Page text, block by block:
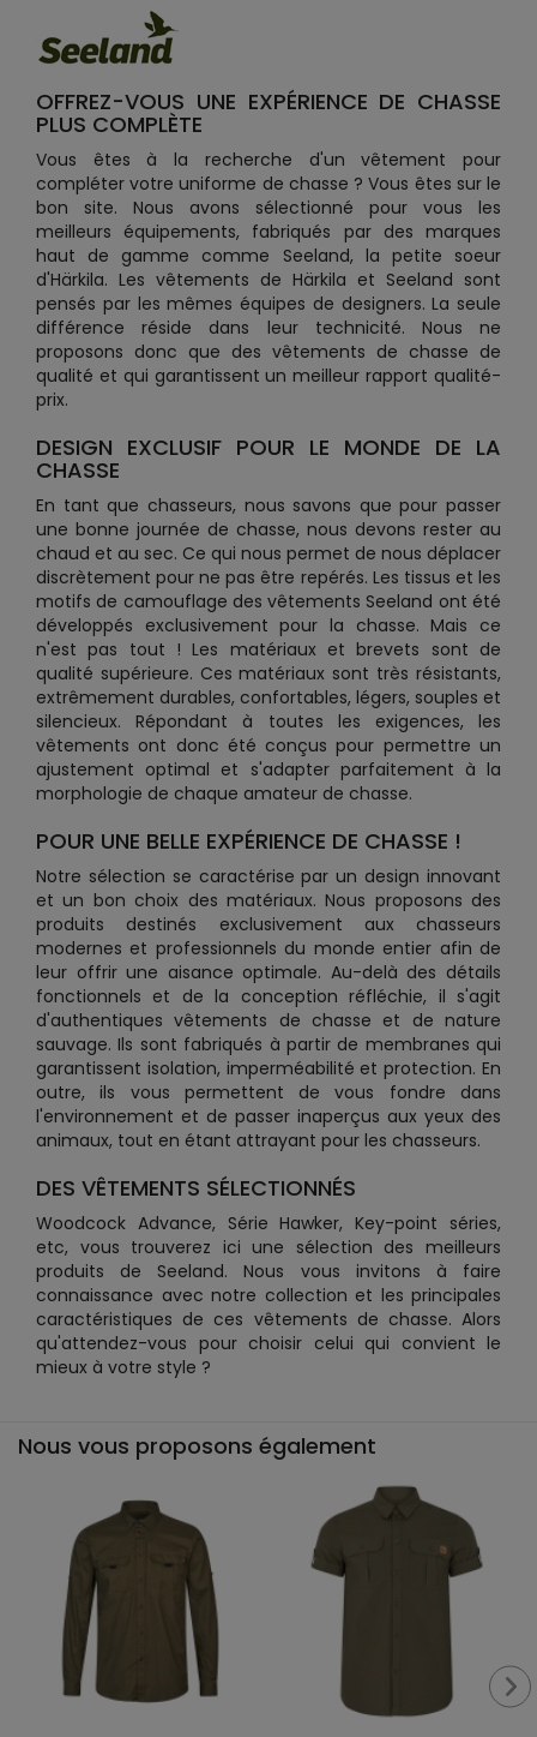
OFFREZ-VOUS UNE EXPÉRIENCE DE CHASSE
PLUS COMPLÈTE
Vous êtes à la recherche d'un vêtement pour
compléter votre uniforme de chasse ? Vous êtes sur le
bon site. Nous avons sélectionné pour vous les
meilleurs équipements, fabriqués par des marques
haut de gamme comme Seeland, la petite soeur
d'Härkila. Les vêtements de Härkila et Seeland sont
pensés par les mêmes équipes de designers. La seule
différence réside dans leur technicité. Nous ne
proposons donc que des vêtements de chasse de
qualité et qui garantissent un meilleur rapport qualité-
prix.
DESIGN EXCLUSIF POUR LE MONDE DE LA
CHASSE
En tant que chasseurs, nous savons que pour passer
une bonne journée de chasse, nous devons rester au
chaud et au sec. Ce qui nous permet de nous déplacer
discrètement pour ne pas être repérés. Les tissus et les
motifs de camouflage des vêtements Seeland ont été
développés exclusivement pour la chasse. Mais ce
n'est pas tout ! Les matériaux et brevets sont de
qualité supérieure. Ces matériaux sont très résistants,
extrêmement durables, confortables, légers, souples et
silencieux. Répondant à toutes les exigences, les
vêtements ont donc été conçus pour permettre un
ajustement optimal et s'adapter parfaitement à la
morphologie de chaque amateur de chasse.
POUR UNE BELLE EXPÉRIENCE DE CHASSE !
Notre sélection se caractérise par un design innovant
et un bon choix des matériaux. Nous proposons des
produits destinés exclusivement aux chasseurs
modernes et professionnels du monde entier afin de
leur offrir une aisance optimale. Au-delà des détails
fonctionnels et de la conception réfléchie, il s'agit
d'authentiques vêtements de chasse et de nature
sauvage. Ils sont fabriqués à partir de membranes qui
garantissent isolation, imperméabilité et protection. En
outre, ils vous permettent de vous fondre dans
l'environnement et de passer inaperçus aux yeux des
animaux, tout en étant attrayant pour les chasseurs.
DES VÊTEMENTS SÉLECTIONNÉS
Woodcock Advance, Série Hawker, Key-point séries,
etc, vous trouverez ici une sélection des meilleurs
produits de Seeland. Nous vous invitons à faire
connaissance avec notre collection et les principales
caractéristiques de ces vêtements de chasse. Alors
qu'attendez-vous pour choisir celui qui convient le
mieux à votre style ?
Nous vous proposons également